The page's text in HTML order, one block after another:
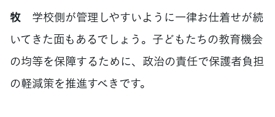
牧 学校側が管理しやすいように一律お仕着せが続
いてきた面もあるでしょう。子どもたちの教育機会
の均等を保障するために、政治の責任で保護者負担
の軽減策を推進すべきです。